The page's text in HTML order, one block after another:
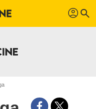
profil search